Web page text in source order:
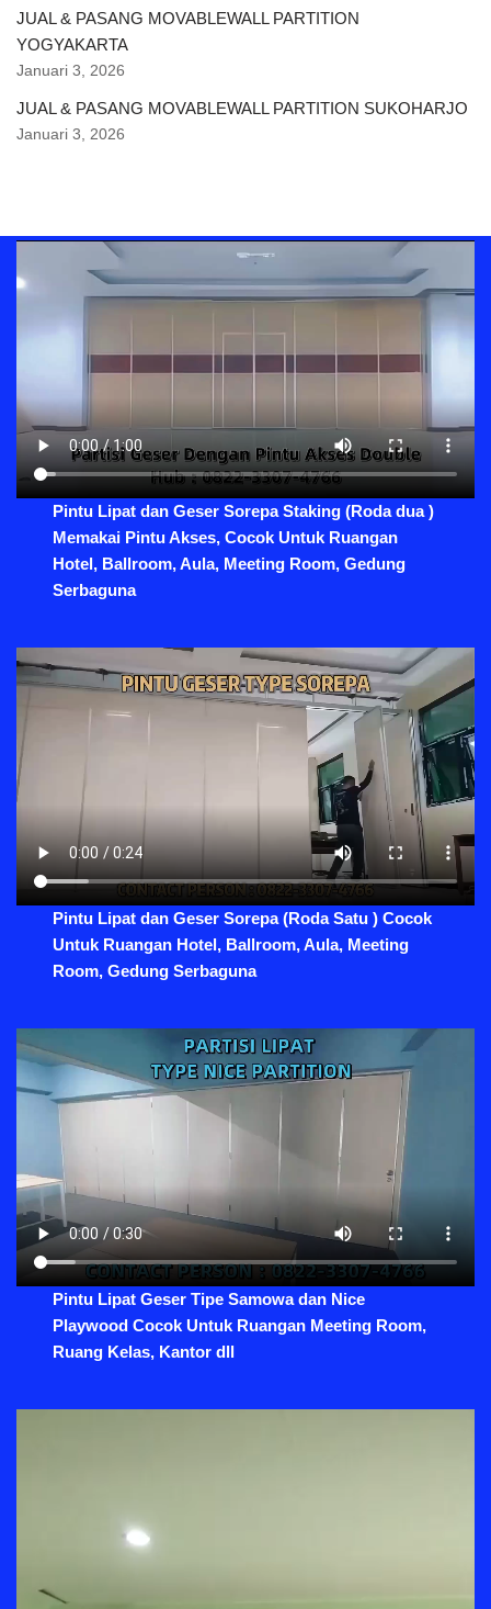
JUAL & PASANG MOVABLEWALL PARTITION
YOGYAKARTA
Januari 3, 2026
JUAL & PASANG MOVABLEWALL PARTITION SUKOHARJO
Januari 3, 2026
Pintu Lipat dan Geser Sorepa Staking (Roda dua )
Memakai Pintu Akses, Cocok Untuk Ruangan
Hotel, Ballroom, Aula, Meeting Room, Gedung
Serbaguna
Pintu Lipat dan Geser Sorepa (Roda Satu ) Cocok
Untuk Ruangan Hotel, Ballroom, Aula, Meeting
Room, Gedung Serbaguna
Pintu Lipat Geser Tipe Samowa dan Nice
Playwood Cocok Untuk Ruangan Meeting Room,
Ruang Kelas, Kantor dll